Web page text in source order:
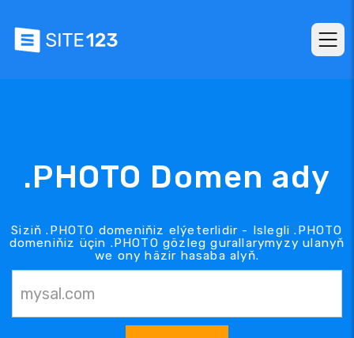
.PHOTO Domen ady
Siziň .PHOTO domeniňiz elýeterlidir - Islegli .PHOTO
domeniňiz üçin .PHOTO gözleg gurallarymyzy ulanyň
we ony häzir hasaba alyň.